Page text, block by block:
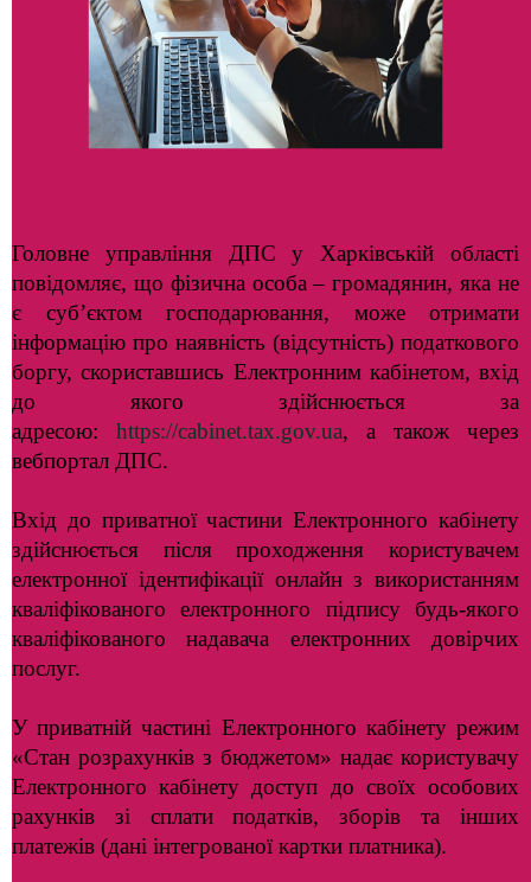
Головне управління ДПС у Харківській області
повідомляє, що фізична особа – громадянин, яка не
є суб’єктом господарювання, може отримати
інформацію про наявність (відсутність) податкового
боргу, скориставшись Електронним кабінетом, вхід
до якого здійснюється за
адресою: https://cabinet.tax.gov.ua, а також через
вебпортал ДПС.
Вхід до приватної частини Електронного кабінету
здійснюється після проходження користувачем
електронної ідентифікації онлайн з використанням
кваліфікованого електронного підпису будь-якого
кваліфікованого надавача електронних довірчих
послуг.
У приватній частині Електронного кабінету режим
«Стан розрахунків з бюджетом» надає користувачу
Електронного кабінету доступ до своїх особових
рахунків зі сплати податків, зборів та інших
платежів (дані інтегрованої картки платника).